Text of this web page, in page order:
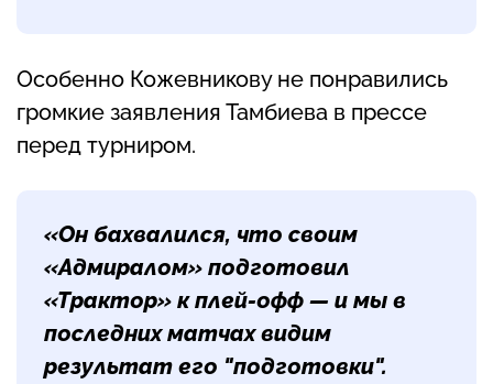
Особенно Кожевникову не понравились
громкие заявления Тамбиева в прессе
перед турниром.
«Он бахвалился, что своим
«Адмиралом» подготовил
«Трактор» к плей-офф — и мы в
последних матчах видим
результат его "подготовки".